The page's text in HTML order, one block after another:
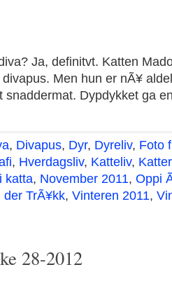
Ja, definitvt. Katten
Men hun er nÃ¥
snaddermat. Dypdykket ga
, Divapus, Dyr, Dyreliv, Foto
, Hverdagsliv, Katteliv, Katter
katta, November 2011, Oppi
der TrÃ¥kk, Vinteren 2011,
28-2012